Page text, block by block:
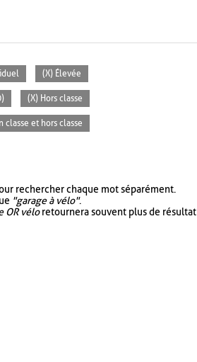
(X) Élevée
(X) Hors classe
classe et hors classe
rechercher chaque mot séparément.
"garage à vélo".
OR véloretournera souvent plus de résultat